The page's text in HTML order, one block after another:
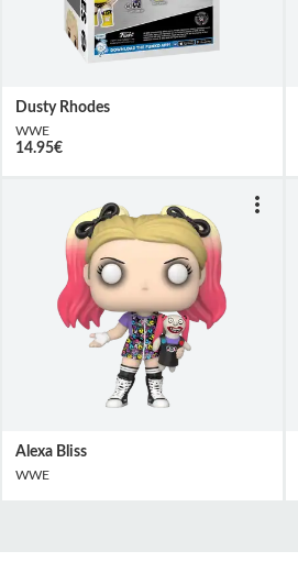
Dusty Rhodes
WWE
14.95€
Alexa Bliss
WWE